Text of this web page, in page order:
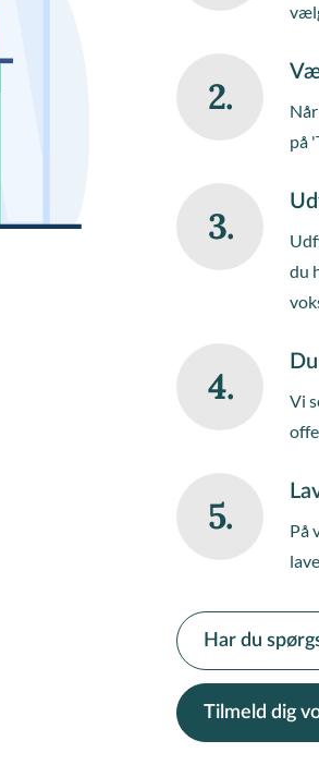
2.
på
3.
du
4.
Vi
5.
På
Har du
Tilmeld dig